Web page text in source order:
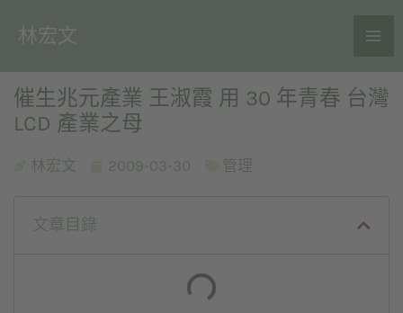
林宏文
催生兆元產業 王淑霞 用 30 年青春 台灣
LCD 產業之母
林宏文 2009-03-30 管理
文章目錄